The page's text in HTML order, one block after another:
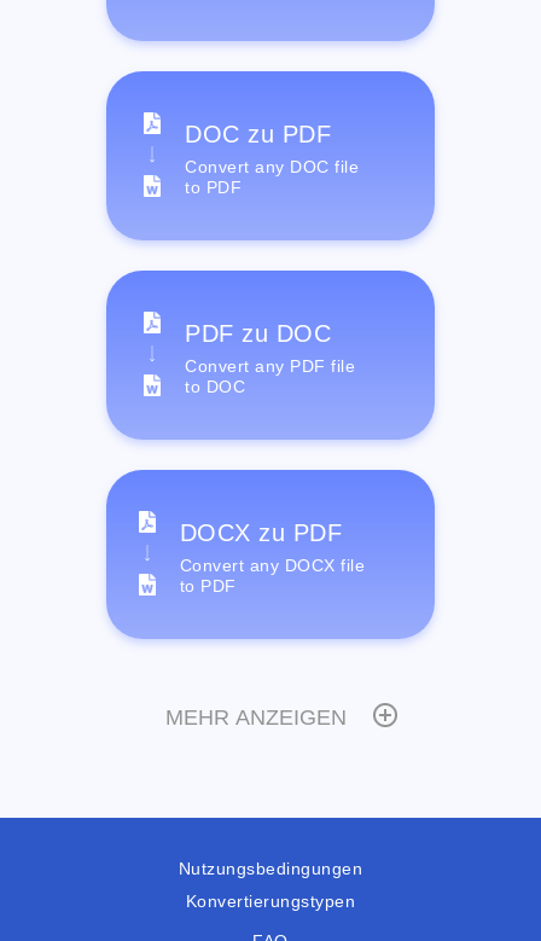
DOC zu PDF
Convert any DOC file
to PDF
PDF zu DOC
Convert any PDF file
to DOC
DOCX zu PDF
Convert any DOCX file
to PDF
MEHR ANZEIGEN
Nutzungsbedingungen
Konvertierungstypen